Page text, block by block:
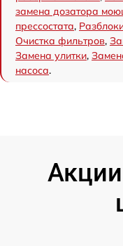
замена дозатора
прессостата,
Очистка фильтров,
Замена улитки,
насоса.